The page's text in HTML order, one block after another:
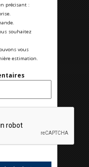
précisant :
souhaitez
vous
estimation.